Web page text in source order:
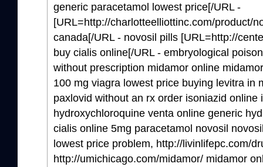
generic paracetamol lowest price[/URL -
[URL=http://charlotteelliottinc.com/product/
canada[/URL - novosil pills [URL=http://
buy cialis online[/URL - embryological
without prescription midamor online
100 mg viagra lowest price buying levitra in
paxlovid without an rx order isoniazid
hydroxychloroquine venta online generic
cialis online 5mg paracetamol novosil
lowest price problem, http://livinlifepc.com/
http://umichicago.com/midamor/ midamor